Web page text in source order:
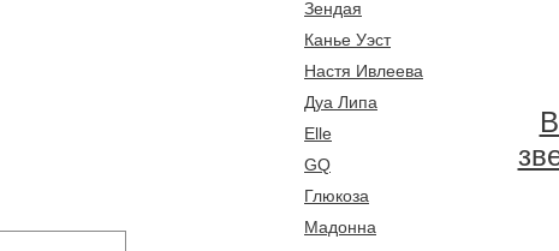
Зендая
Канье Уэст
Настя Ивлеева
Дуа Липа
Elle
GQ
Глюкоза
Мадонна